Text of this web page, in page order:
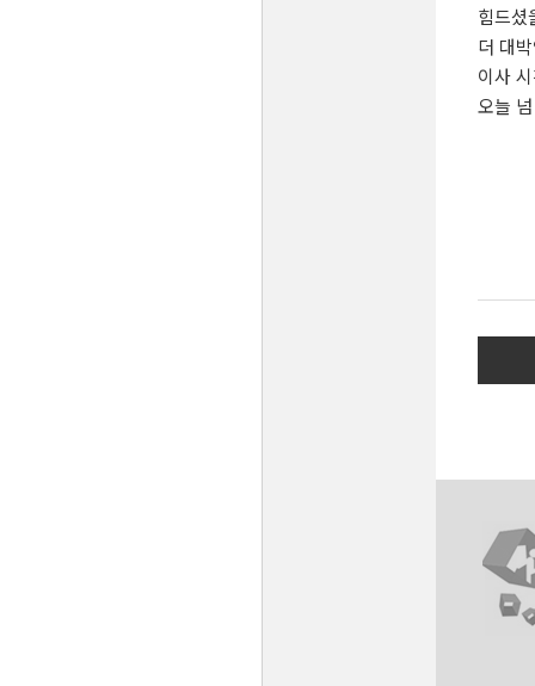
힘드
더 대
이사
오늘